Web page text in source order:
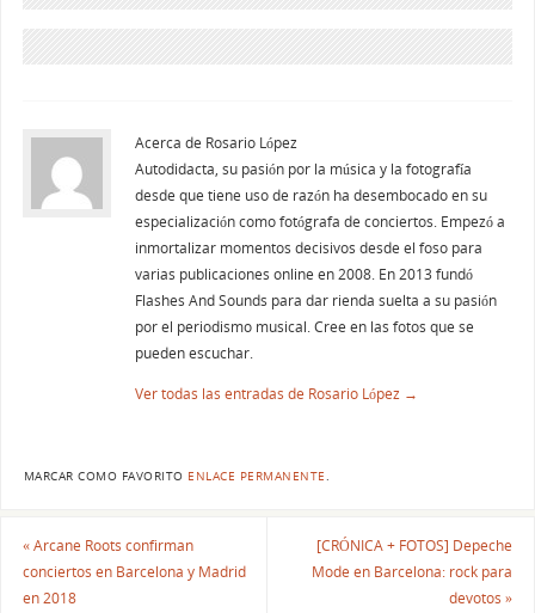
Acerca de Rosario López
Autodidacta, su pasión por la música y la fotografía
desde que tiene uso de razón ha desembocado en su
especialización como fotógrafa de conciertos. Empezó a
inmortalizar momentos decisivos desde el foso para
varias publicaciones online en 2008. En 2013 fundó
Flashes And Sounds para dar rienda suelta a su pasión
por el periodismo musical. Cree en las fotos que se
pueden escuchar.
Ver todas las entradas de Rosario López →
MARCAR COMO FAVORITO ENLACE PERMANENTE
«Arcane Roots confirman
conciertos en Barcelona y Madrid
en 2018
[CRÓNICA + FOTOS] Depeche
Mode en Barcelona: rock para
devotos»